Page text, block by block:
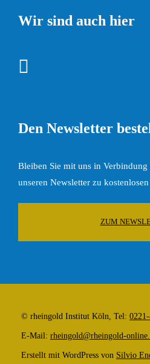
Wir sind auch hier
Den Newsletter
Bleiben Sie mit uns in
unseren Newsletter zu
ZUM
© rheingold Institut Köln, Tel:
E-Mail: rheingold@rheingold-
Erstellt mit WordPress von Silvio